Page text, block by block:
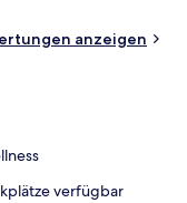
anzeigen
verfügbar